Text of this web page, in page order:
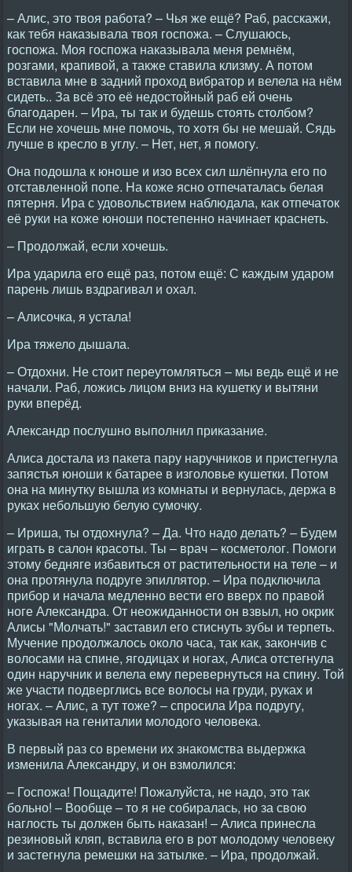
– Алис, это твоя работа? – Чья же ещё? Раб, расскажи,
как тебя наказывала твоя госпожа. – Слушаюсь,
госпожа. Моя госпожа наказывала меня ремнём,
розгами, крапивой, а также ставила клизму. А потом
вставила мне в задний проход вибратор и велела на нём
сидеть.. За всё это её недостойный раб ей очень
благодарен. – Ира, ты так и будешь стоять столбом?
Если не хочешь мне помочь, то хотя бы не мешай. Сядь
лучше в кресло в углу. – Hет, нет, я помогу.
Она подошла к юноше и изо всех сил шлёпнула его по
отставленной попе. Hа коже ясно отпечаталась белая
пятерня. Ира с удовольствием наблюдала, как отпечаток
её руки на коже юноши постепенно начинает краснеть.
– Продолжай, если хочешь.
Ира ударила его ещё раз, потом ещё: С каждым ударом
парень лишь вздрагивал и охал.
– Алисочка, я устала!
Ира тяжело дышала.
– Отдохни. Hе стоит переутомляться – мы ведь ещё и не
начали. Раб, ложись лицом вниз на кушетку и вытяни
руки вперёд.
Александр послушно выполнил приказание.
Алиса достала из пакета пару наручников и пристегнула
запястья юноши к батарее в изголовье кушетки. Потом
она на минутку вышла из комнаты и вернулась, держа в
руках небольшую белую сумочку.
– Ириша, ты отдохнула? – Да. Что надо делать? – Будем
играть в салон красоты. Ты – врач – косметолог. Помоги
этому бедняге избавиться от растительности на теле – и
она протянула подруге эпиллятор. – Ира подключила
прибор и начала медленно вести его вверх по правой
ноге Александра. От неожиданности он взвыл, но окрик
Алисы "Молчать!" заставил его стиснуть зубы и терпеть.
Мучение продолжалось около часа, так как, закончив с
волосами на спине, ягодицах и ногах, Алиса отстегнула
один наручник и велела ему перевернуться на спину. Той
же участи подверглись все волосы на груди, руках и
ногах. – Алис, а тут тоже? – спросила Ира подругу,
указывая на гениталии молодого человека.
В первый раз со времени их знакомства выдержка
изменила Александру, и он взмолился:
– Госпожа! Пощадите! Пожалуйста, не надо, это так
больно! – Вообще – то я не собиралась, но за свою
наглость ты должен быть наказан! – Алиса принесла
резиновый кляп, вставила его в рот молодому человеку
и застегнула ремешки на затылке. – Ира, продолжай.